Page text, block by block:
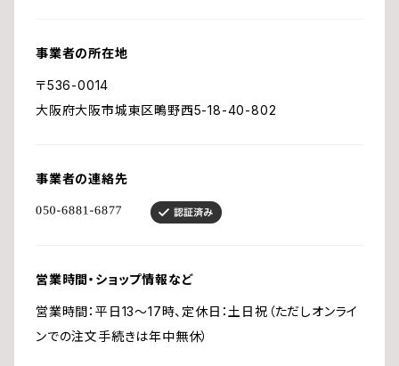
事業者の所在地
〒536-0014
大阪府大阪市城東区鴫野西5-18-40-802
事業者の連絡先
営業時間・ショップ情報など
営業時間：平日13〜17時、定休日：土日祝（ただしオンライ
ンでの注文手続きは年中無休）